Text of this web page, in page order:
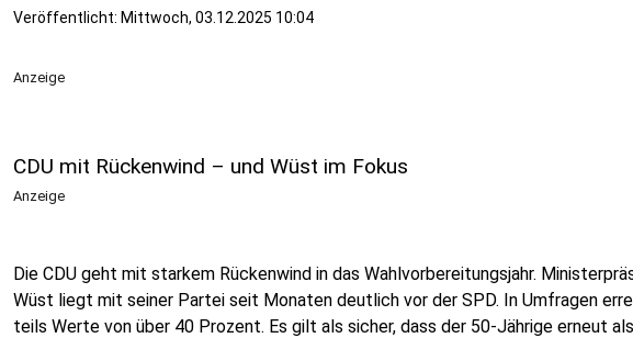
Veröffentlicht: Mittwoch, 03.12.2025 10:04
Anzeige
CDU mit Rückenwind – und Wüst im Fokus
Anzeige
Die CDU geht mit starkem Rückenwind in das Wahlvorbereitungsjahr.
Wüst liegt mit seiner Partei seit Monaten deutlich vor der SPD. In Umfragen
teils Werte von über 40 Prozent. Es gilt als sicher, dass der 50-Jährige erneut als